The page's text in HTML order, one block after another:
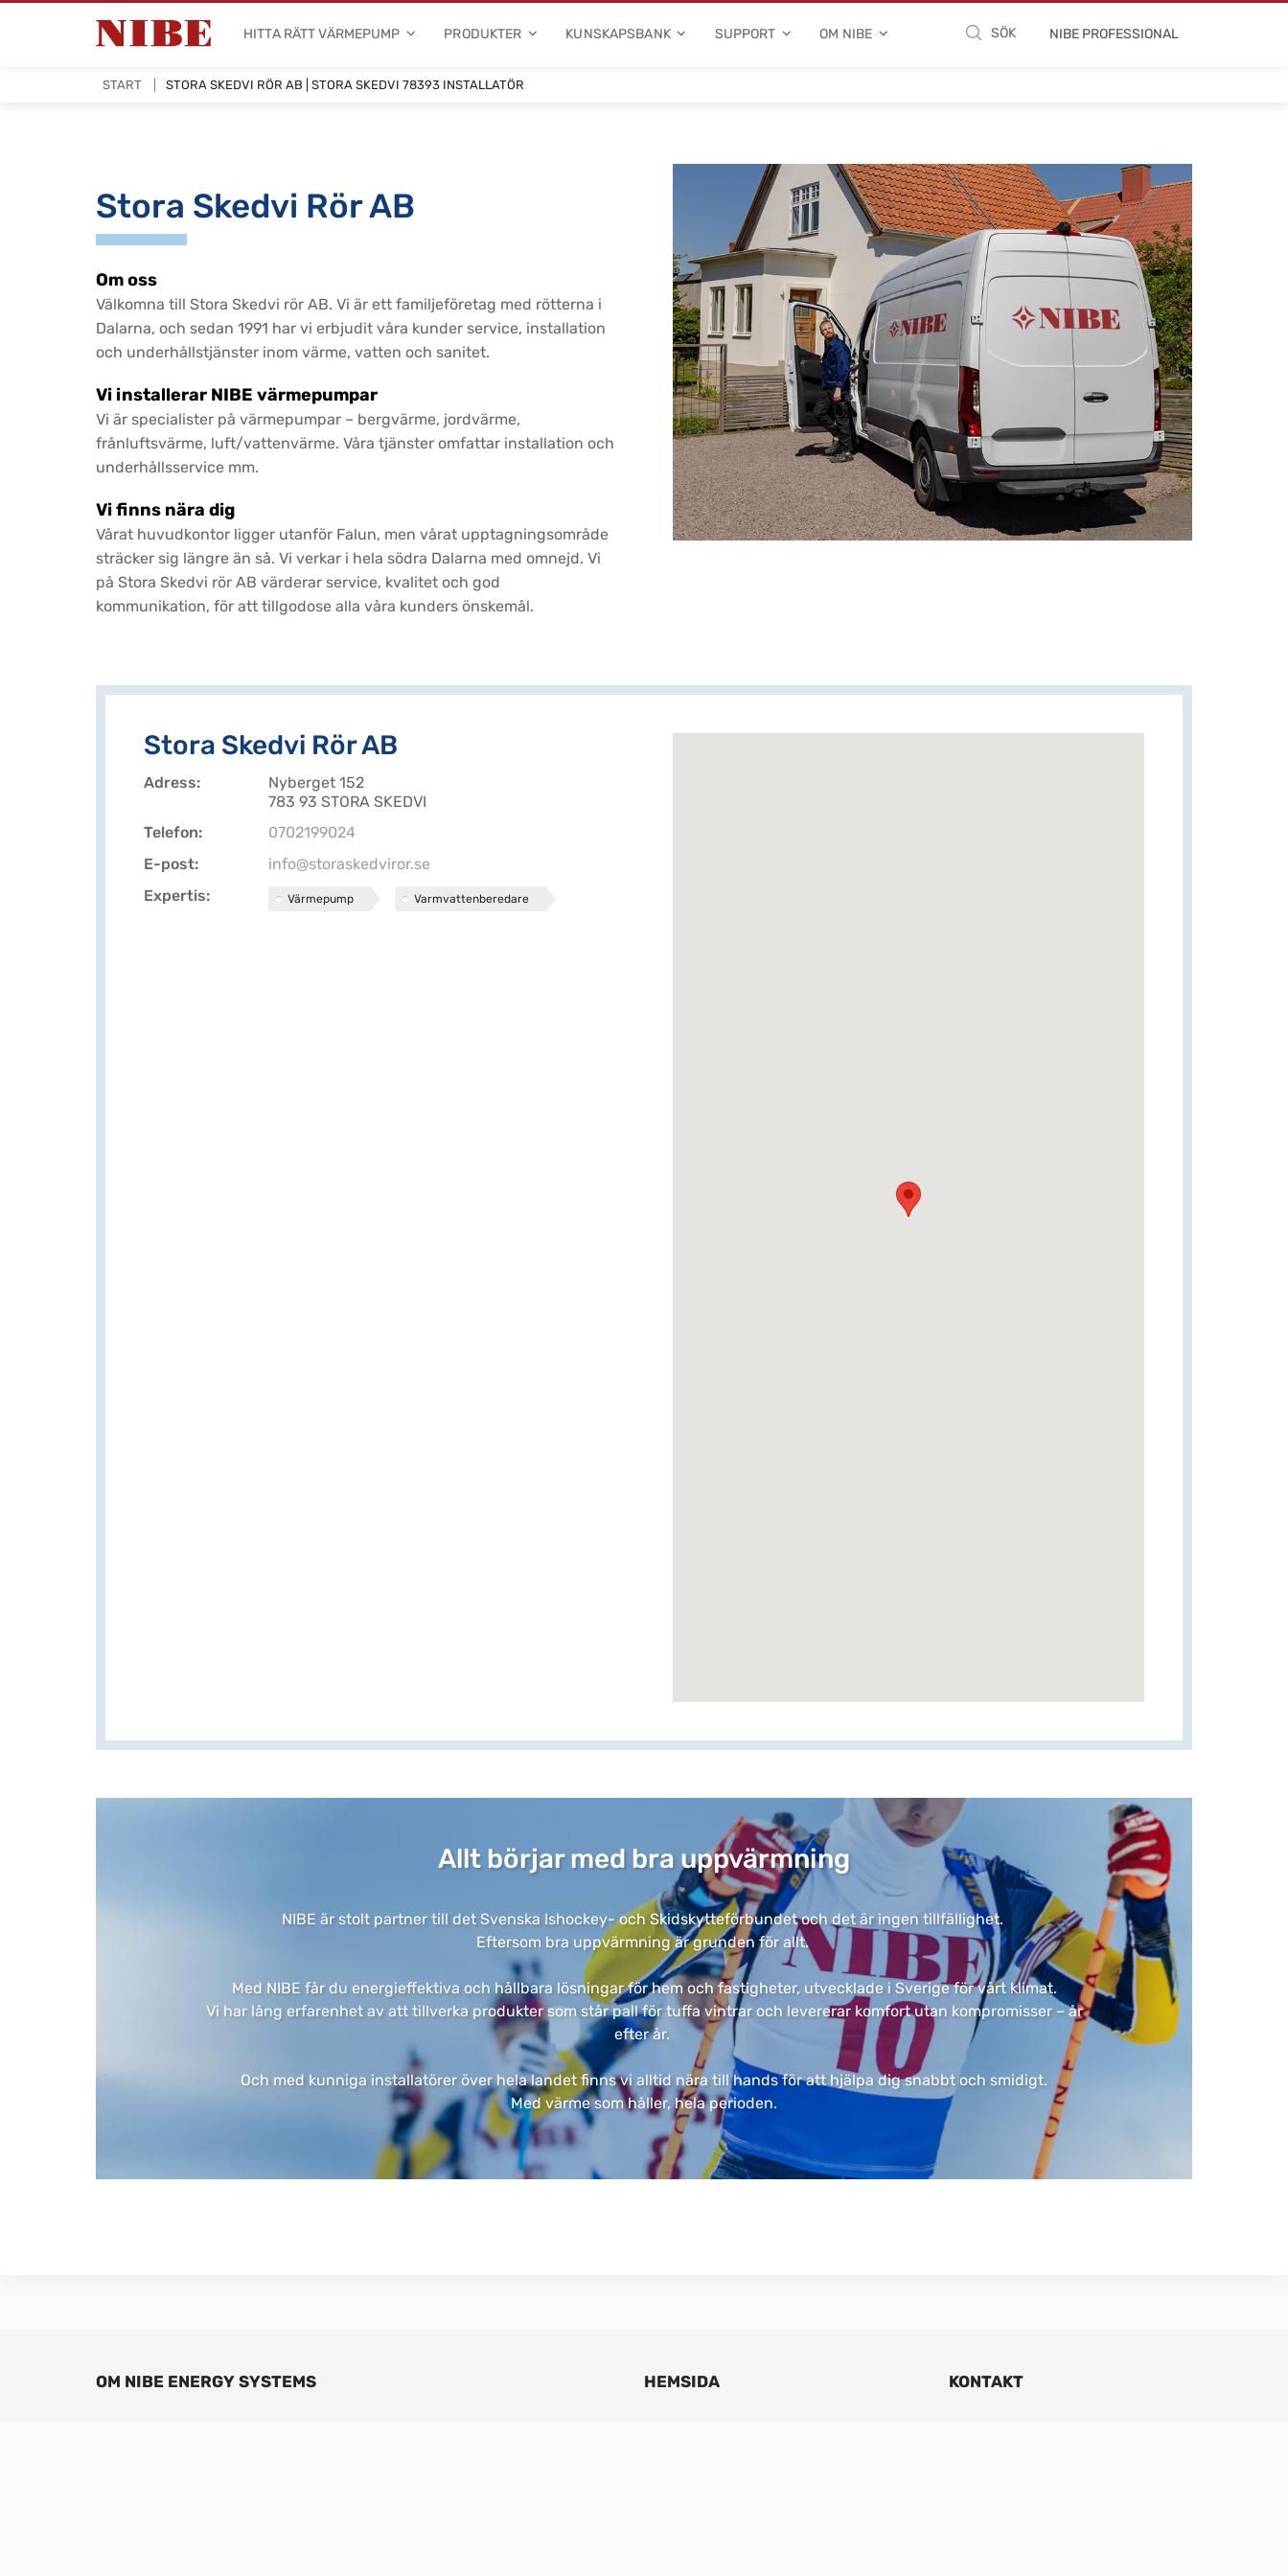
HITTA RÄTT VÄRMEPUMP PRODUKTER KUNSKAPSBANK SUPPORT OM NIBE SÖK NIBE PROFESSIONAL
START STORA SKEDVI RÖR AB | STORA SKEDVI 78393 INSTALLATÖR
Stora Skedvi Rör AB
Om oss
Välkomna till Stora Skedvi rör AB. Vi är ett familjeföretag med rötterna i
Dalarna, och sedan 1991 har vi erbjudit våra kunder service, installation
och underhållstjänster inom värme, vatten och sanitet.
Vi installerar NIBE värmepumpar
Vi är specialister på värmepumpar – bergvärme, jordvärme,
frånluftsvärme, luft/vattenvärme. Våra tjänster omfattar installation och
underhållsservice mm.
Vi finns nära dig
Vårat huvudkontor ligger utanför Falun, men vårat upptagningsområde
sträcker sig längre än så. Vi verkar i hela södra Dalarna med omnejd. Vi
på Stora Skedvi rör AB värderar service, kvalitet och god
kommunikation, för att tillgodose alla våra kunders önskemål.
Stora Skedvi Rör AB
Adress
Nyberget 152
783 93 STORA SKEDVI
Telefon
0702199024
E-post
info@storaskedviror.se
Expertis
Värmepump Varmvattenberedare
Allt börjar med bra uppvärmning​
NIBE är stolt partner till det Svenska Ishockey- och Skidskytteförbundet och det är ingen tillfällighet. ​
Eftersom bra uppvärmning är grunden för allt. ​
​Med NIBE får du energieffektiva och hållbara lösningar för hem och fastigheter, utvecklade i Sverige för vårt klimat.
Vi har lång erfarenhet av att tillverka produkter som står pall för tuffa vintrar och levererar komfort utan kompromisser – år
efter år. ​
Och med kunniga installatörer över hela landet finns vi alltid nära till hands för att hjälpa dig snabbt och smidigt.
Med värme som håller, hela perioden.​
OM NIBE ENERGY SYSTEMS HEMSIDA KONTAKT